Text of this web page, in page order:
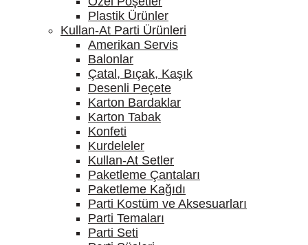
Plastik Ürünler
Kullan-At Parti Ürünleri
Amerikan Servis
Balonlar
Çatal, Bıçak, Kaşık
Desenli Peçete
Karton Bardaklar
Karton Tabak
Konfeti
Kurdeleler
Kullan-At Setler
Paketleme Çantaları
Paketleme Kağıdı
Parti Kostüm ve Aksesuarları
Parti Temaları
Parti Seti